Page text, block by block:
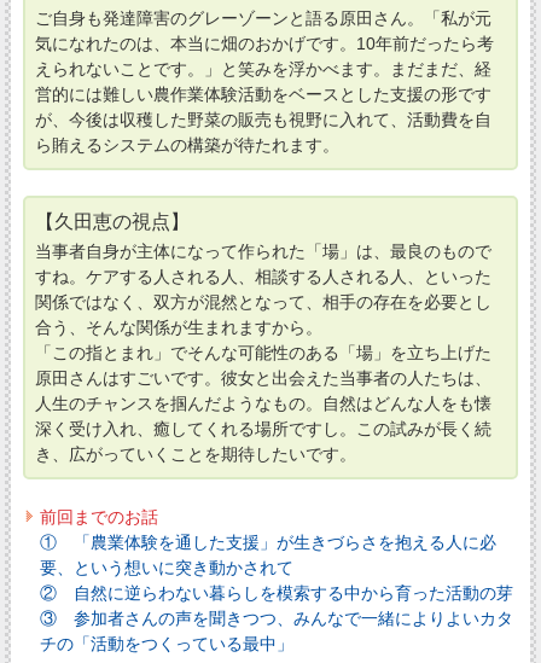
ご自身も発達障害のグレーゾーンと語る原田さん。「私が元
気になれたのは、本当に畑のおかげです。10年前だったら考
えられないことです。」と笑みを浮かべます。まだまだ、経
営的には難しい農作業体験活動をベースとした支援の形です
が、今後は収穫した野菜の販売も視野に入れて、活動費を自
ら賄えるシステムの構築が待たれます。
【久田恵の視点】
当事者自身が主体になって作られた「場」は、最良のもので
すね。ケアする人される人、相談する人される人、といった
関係ではなく、双方が混然となって、相手の存在を必要とし
合う、そんな関係が生まれますから。
「この指とまれ」でそんな可能性のある「場」を立ち上げた
原田さんはすごいです。彼女と出会えた当事者の人たちは、
人生のチャンスを掴んだようなもの。自然はどんな人をも懐
深く受け入れ、癒してくれる場所ですし。この試みが長く続
き、広がっていくことを期待したいです。
前回までのお話
① 「農業体験を通した支援」が生きづらさを抱える人に必
要、という想いに突き動かされて
② 自然に逆らわない暮らしを模索する中から育った活動の芽
③ 参加者さんの声を聞きつつ、みんなで一緒によりよいカタ
チの「活動をつくっている最中」